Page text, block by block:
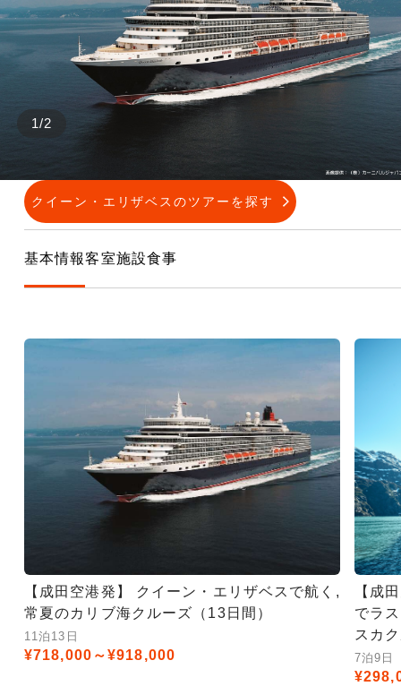
1/2
クイーン・エリザベスのツアーを探す
基本情報客室施設食事
【成田空港発】 クイーン・エリザベスで航く,
常夏のカリブ海クルーズ（13日間）
11泊13日
¥718,000～¥918,000
【成
でラ
スカ
7泊9日